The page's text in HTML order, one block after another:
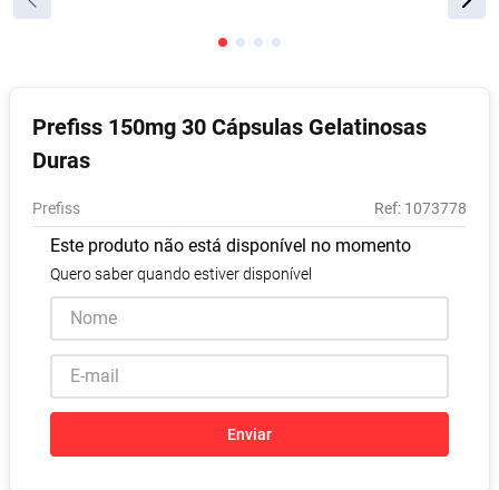
Prefiss 150mg 30 Cápsulas Gelatinosas
Duras
Prefiss : 1073778
Este produto não está disponível no momento
Quero saber quando estiver disponível
Enviar
6º Desodorante
7º
8º
9º Vitamina D
10º Soro Fisiológico